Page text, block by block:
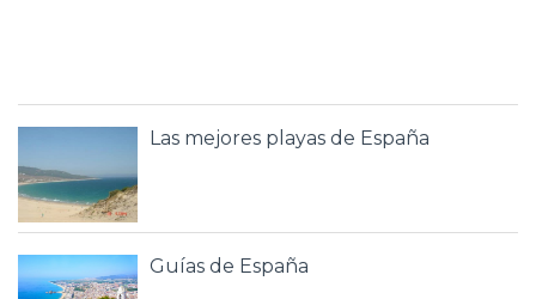
Las mejores playas de España
Guías de España